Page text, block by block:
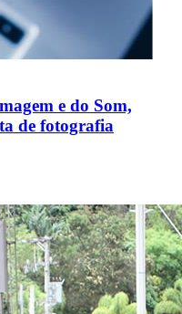
e do Som,
de fotografia